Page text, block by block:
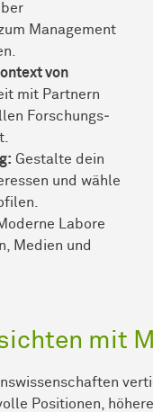
Management
von
mit Partnern
Forschungs­
.
Gestalte dein
und wähle
Labore
Medien und
mit
Positionen,